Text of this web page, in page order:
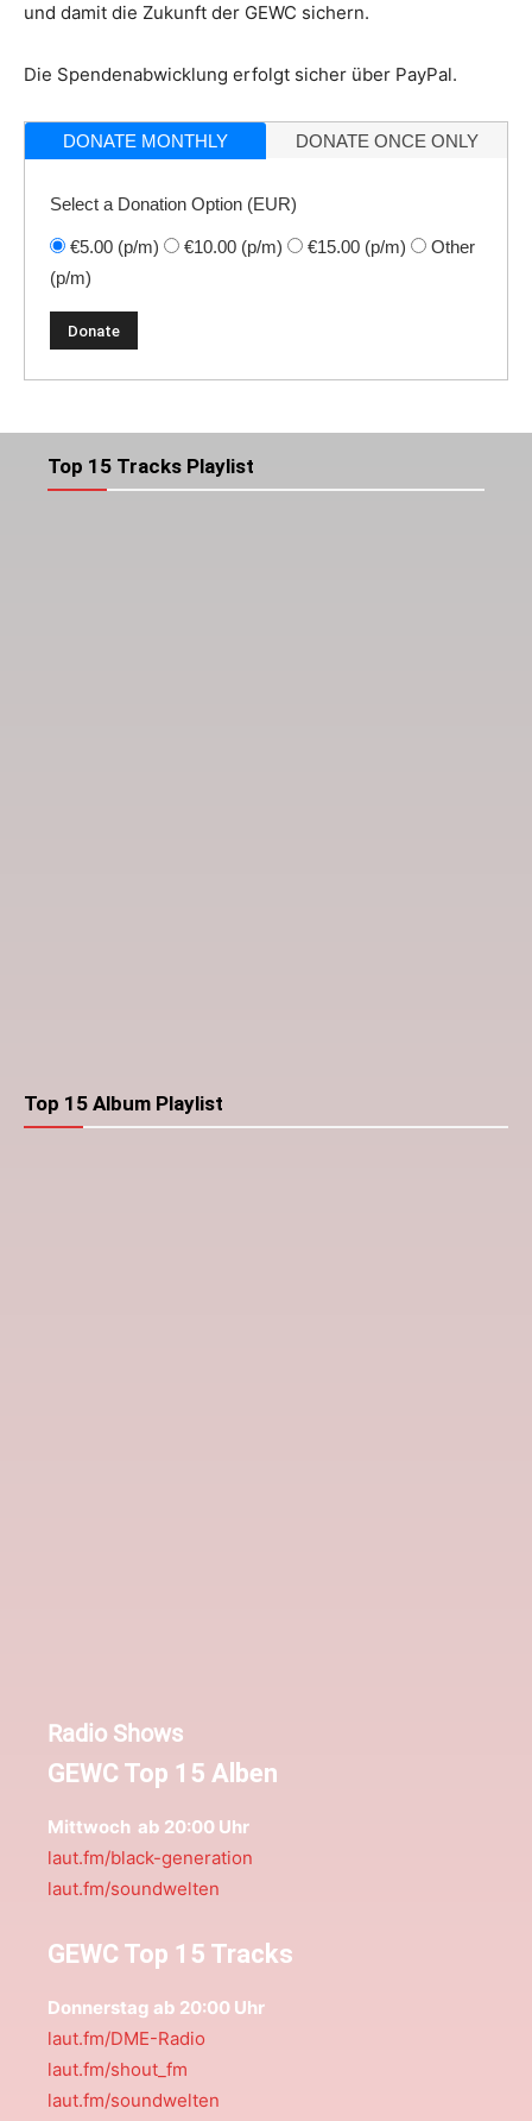
und damit die Zukunft der GEWC sichern.
Die Spendenabwicklung erfolgt sicher über PayPal.
DONATE MONTHLY DONATE ONCE ONLY
Select a Donation Option (EUR)
€5.00 (p/m) €10.00 (p/m) €15.00 (p/m)
Other
(p/m)
Top 15 Tracks Playlist
Top 15 Album Playlist
Radio Shows
GEWC Top 15 Alben
Mittwoch ab 20:00 Uhr
laut.fm/black-generation
laut.fm/soundwelten
GEWC Top 15 Tracks
Donnerstag ab 20:00 Uhr
laut.fm/DME-Radio
laut.fm/shout_fm
laut.fm/soundwelten